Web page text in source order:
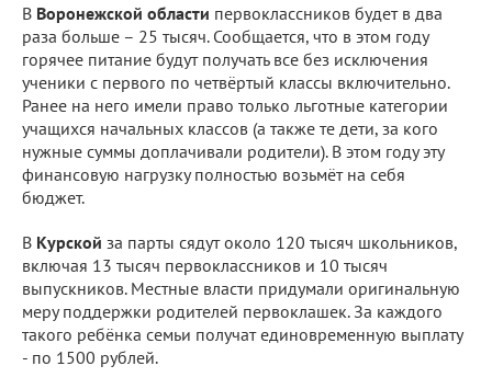
В Воронежской области первоклассников будет в два
раза больше – 25 тысяч. Сообщается, что в этом году
горячее питание будут получать все без исключения
ученики с первого по четвёртый классы включительно.
Ранее на него имели право только льготные категории
учащихся начальных классов (а также те дети, за кого
нужные суммы доплачивали родители). В этом году эту
финансовую нагрузку полностью возьмёт на себя
бюджет.
В Курской за парты сядут около 120 тысяч школьников,
включая 13 тысяч первоклассников и 10 тысяч
выпускников. Местные власти придумали оригинальную
меру поддержки родителей первоклашек. За каждого
такого ребёнка семьи получат единовременную выплату
- по 1500 рублей.